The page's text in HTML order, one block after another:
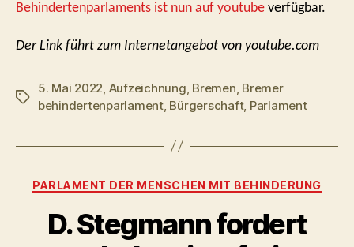
Behindertenparlaments ist nun auf youtube verfügbar.
Der Link führt zum Internetangebot von youtube.com
Schlagwörter
5. Mai 2022 Aufzeichnung Bremen Bremer
behindertenparlament, Bürgerschaft, Parlament
Kategorien
PARLAMENT DER MENSCHEN MIT BEHINDERUNG
D. Stegmann fordert